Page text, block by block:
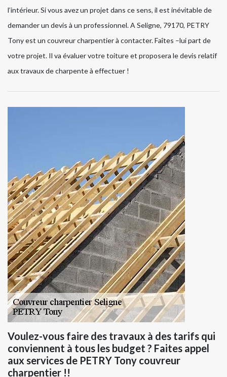
l’intérieur. Si vous avez un projet dans ce sens, il est inévitable de
demander un devis à un professionnel. A Seligne, 79170, PETRY
Tony est un couvreur charpentier à contacter. Faîtes –lui part de
votre projet. Il va évaluer votre toiture et proposera le devis relatif
aux travaux de charpente à effectuer !
Voulez-vous faire des travaux à des tarifs qui
conviennent à tous les budget ? Faites appel
aux services de PETRY Tony couvreur
charpentier !!